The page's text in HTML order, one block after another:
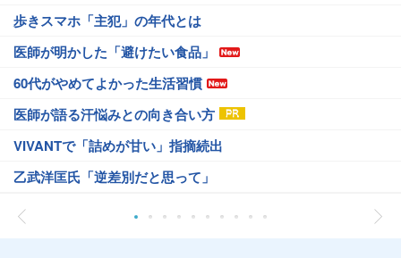
歩きスマホ「主犯」の年代とは
医師が明かした「避けたい食品」
60代がやめてよかった生活習慣
医師が語る汗悩みとの向き合い方
VIVANTで「詰めが甘い」指摘続出
乙武洋匡氏「逆差別だと思って」